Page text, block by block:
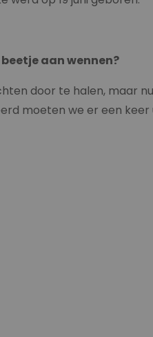
aan wennen?
door te halen, maar
moeten we er een